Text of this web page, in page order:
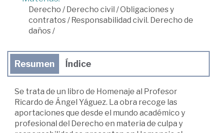
Derecho / Derecho civil /Obligaciones y
contratos/ Responsabilidad civil. Derecho de
daños/
Resumen Índice
Se trata de un libro de Homenaje al Profesor
Ricardo de Ángel Yáguez. La obra recoge las
aportaciones que desde el mundo académico y
profesional del Derecho en materia de culpa y